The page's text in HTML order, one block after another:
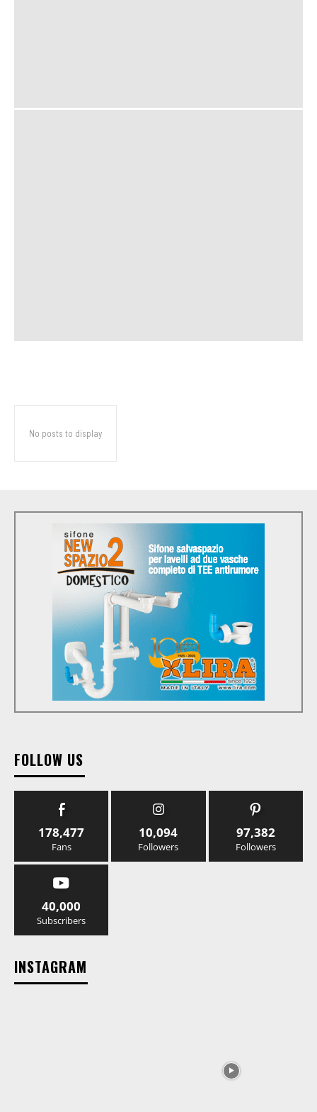
No posts to display
FOLLOW US
178,477
Fans
10,094
Followers
97,382
Followers
40,000
Subscribers
INSTAGRAM